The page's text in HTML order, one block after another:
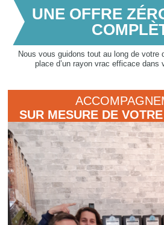
UNE OFFRE
Nous vous guidons tout au long de votre
place d’un rayon vrac efficace dans
SUR MESURE DE